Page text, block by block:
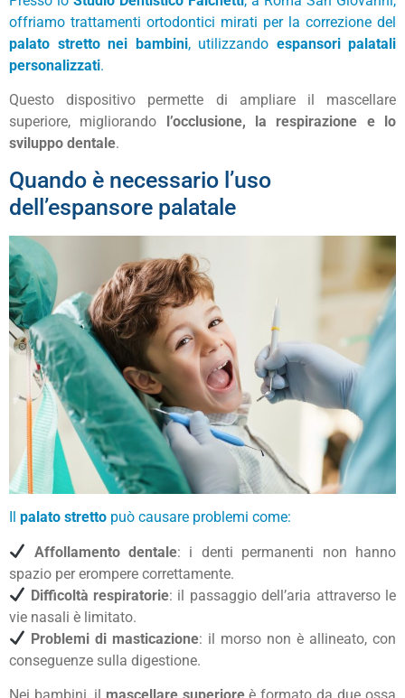
offriamo trattamenti ortodontici mirati per la correzione del
palato stretto nei bambini, utilizzando espansori palatali
personalizzati.
Questo dispositivo permette di ampliare il mascellare
superiore, migliorando l’occlusione, la respirazione e lo
sviluppo dentale.
Quando è necessario l’uso
dell’espansore palatale
Il palato stretto può causare problemi come:
Affollamento dentale: i denti permanenti non hanno
spazio per erompere correttamente.
Difficoltà respiratorie: il passaggio dell’aria attraverso le
vie nasali è limitato.
Problemi di masticazione: il morso non è allineato, con
conseguenze sulla digestione.